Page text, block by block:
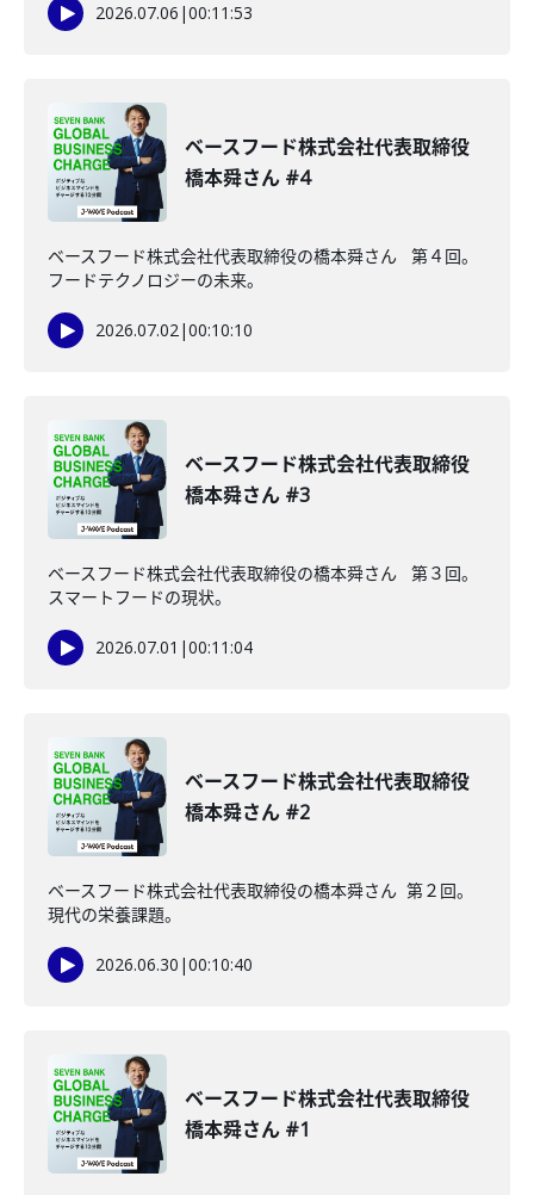
2026.07.06 |00:11:53
ベースフード株式会社代表取締役
橋本舜さん #4
ベースフード株式会社代表取締役の橋本舜さん 第４回。
フードテクノロジーの未来。
2026.07.02|00:10:10
ベースフード株式会社代表取締役
橋本舜さん #3
ベースフード株式会社代表取締役の橋本舜さん 第３回。
スマートフードの現状。
2026.07.01 |00:11:04
ベースフード株式会社代表取締役
橋本舜さん #2
ベースフード株式会社代表取締役の橋本舜さん 第２回。
現代の栄養課題。
2026.06.30 |00:10:40
ベースフード株式会社代表取締役
橋本舜さん #1